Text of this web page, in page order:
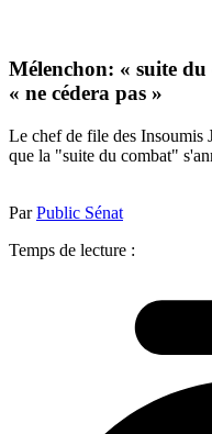
Mélenchon: « suite
« ne cédera pas »
Le chef de file des Insoumis
que la "suite du combat"
ParPublic Sénat
Temps de lecture :